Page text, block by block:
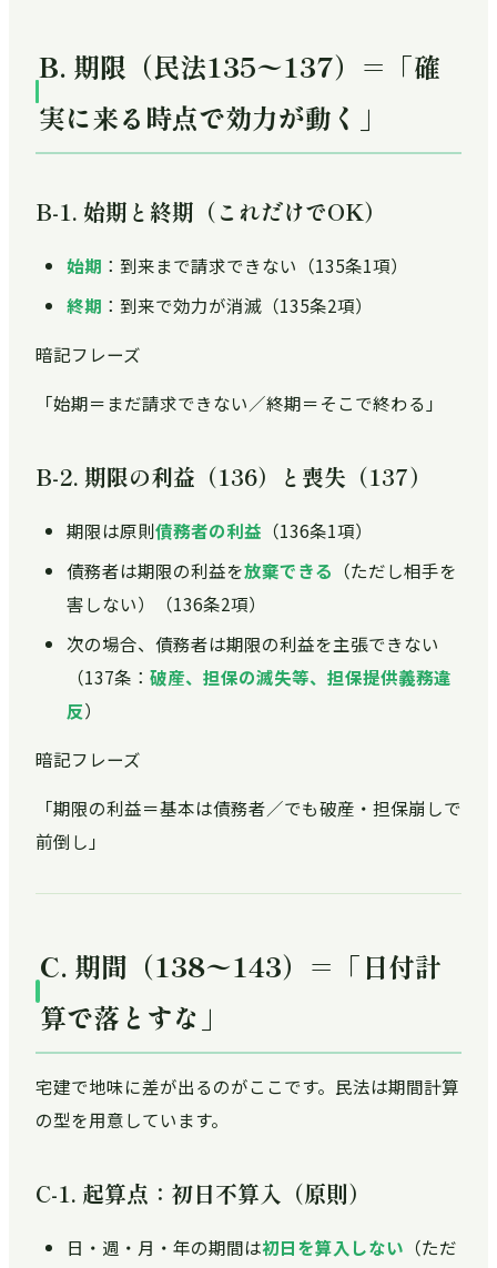
B. 期限（民法135〜137）＝「確
実に来る時点で効力が動く」
B-1. 始期と終期（これだけでOK）
始期 ：到来まで請求できない（135条1項）
終期 ：到来で効力が消滅（135条2項）
暗記フレーズ
「始期＝まだ請求できない／終期＝そこで終わる」
B-2. 期限の利益（136）と喪失（137）
期限は原則債務者の利益 （136条1項）
債務者は期限の利益を放棄できる （ただし相手を
害しない）（136条2項）
次の場合、債務者は期限の利益を主張できない
（137条： 破産、担保の滅失等、担保提供義務違
反）
暗記フレーズ
「期限の利益＝基本は債務者／でも破産・担保崩しで
前倒し」
C. 期間（138〜143）＝「日付計
算で落とすな」
宅建で地味に差が出るのがここです。民法は期間計算
の型を用意しています。
C-1. 起算点：初日不算入（原則）
日・週・月・年の期間は初日を算入しない （ただ